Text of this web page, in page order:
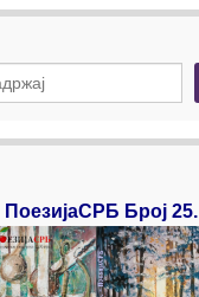
ПоезијаСРБ Број 25.